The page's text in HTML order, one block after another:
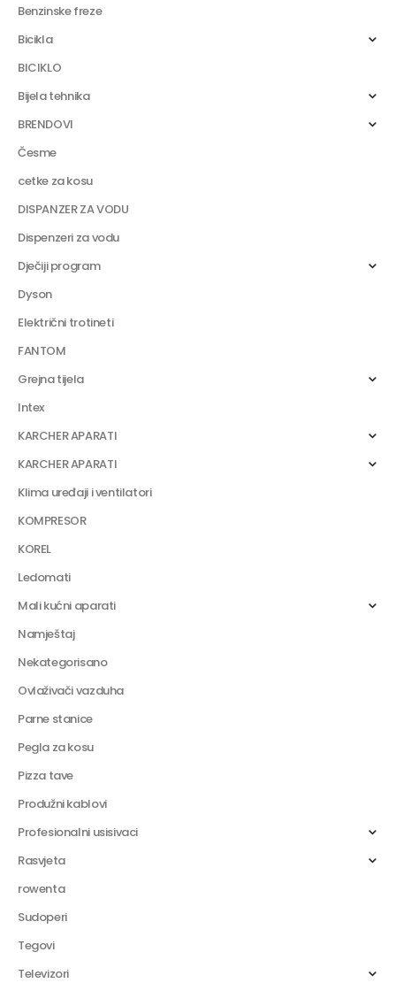
Benzinske freze
Bicikla
BICIKLO
Bijela tehnika
BRENDOVI
Česme
cetke za kosu
DISPANZER ZA VODU
Dispenzeri za vodu
Dječiji program
Dyson
Električni trotineti
FANTOM
Grejna tijela
Intex
KARCHER APARATI
KARCHER APARATI
Klima uređaji i ventilatori
KOMPRESOR
KOREL
Ledomati
Mali kućni aparati
Namještaj
Nekategorisano
Ovlaživači vazduha
Parne stanice
Pegla za kosu
Pizza tave
Produžni kablovi
Profesionalni usisivaci
Rasvjeta
rowenta
Sudoperi
Tegovi
Televizori